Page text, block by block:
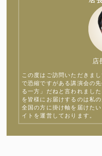
店
この度はご訪問いただきま
で恐縮ですがある講演会の
る一方」だねと言われまし
を皆様にお届けするのは私
全国の方に掛け軸を届けた
イトを運営しております。